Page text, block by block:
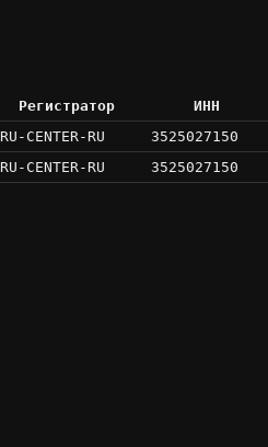
Регистратор ИНН
RU-CENTER-RU 3525027150
RU-CENTER-RU 3525027150